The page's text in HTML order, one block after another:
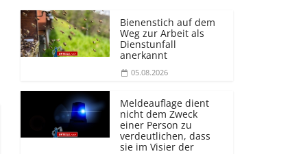
Bienenstich auf dem
Weg zur Arbeit als
Dienstunfall
anerkannt
05.08.2026
Meldeauflage dient
nicht dem Zweck
einer Person zu
verdeutlichen, dass
sie im Visier der